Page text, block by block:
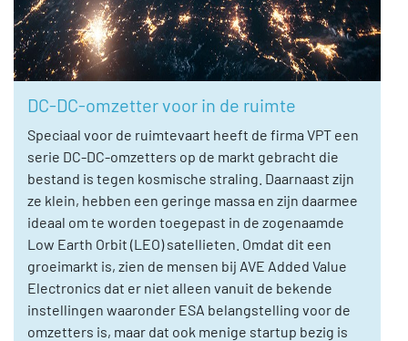
DC-DC-omzetter voor in de ruimte
Speciaal voor de ruimtevaart heeft de firma VPT een
serie DC-DC-omzetters op de markt gebracht die
bestand is tegen kosmische straling. Daarnaast zijn
ze klein, hebben een geringe massa en zijn daarmee
ideaal om te worden toegepast in de zogenaamde
Low Earth Orbit (LEO) satellieten. Omdat dit een
groeimarkt is, zien de mensen bij AVE Added Value
Electronics dat er niet alleen vanuit de bekende
instellingen waaronder ESA belangstelling voor de
omzetters is, maar dat ook menige startup bezig is